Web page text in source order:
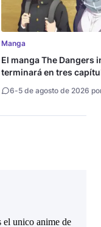
Manga
El manga The Dangers
terminará en tres
6-5 de agosto de 2026